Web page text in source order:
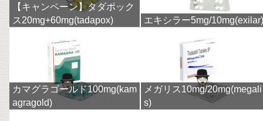
【キャンペーン】タダポック
ス20mg+60mg(tadapox)
エキシラー5mg/10mg(exilar)
カマグラゴールド100mg(kam
agragold)
メガリス10mg/20mg(megali
s)